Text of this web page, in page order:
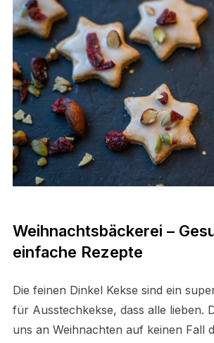
Weihnachtsbäckerei –
einfache Rezepte
Die feinen Dinkel Kekse sind ein
für Ausstechkekse, dass alle lieben.
uns an Weihnachten auf keinen Fall